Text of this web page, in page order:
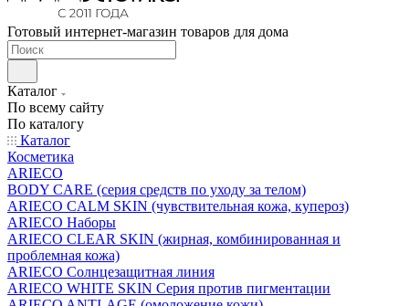
Готовый интернет-магазин товаров для дома
Каталог
По всему сайту
По каталогу
Каталог
Косметика
ARIECO
BODY CARE (серия средств по уходу за телом)
ARIECO CALM SKIN (чувствительная кожа, купероз)
ARIECO Наборы
ARIECO CLEAR SKIN (жирная, комбинированная и
проблемная кожа)
ARIECO Солнцезащитная линия
ARIECO WHITE SKIN Серия против пигментации